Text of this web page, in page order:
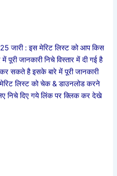
जारी : इस मेरिट लिस्ट को आप किस
जानकारी निचे विस्तार में दी गई है
सकते है इसके बारे में पूरी जानकारी
लिस्ट को चेक & डाउनलोड करने
निचे दिए गये लिंक पर क्लिक कर देखे